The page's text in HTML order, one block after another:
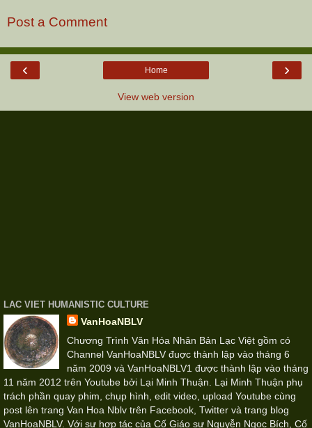
Post a Comment
‹ ›
Home
View web version
LAC VIET HUMANISTIC CULTURE
VanHoaNBLV
Chương Trình Văn Hóa Nhân Bản Lạc Việt gồm có
Channel VanHoaNBLV đuợc thành lập vào tháng 6
năm 2009 và VanHoaNBLV1 được thành lập vào tháng
11 năm 2012 trên Youtube bởi Lại Minh Thuận. Lại Minh Thuận phụ
trách phần quay phim, chụp hình, edit video, upload Youtube cùng
post lên trang Van Hoa Nblv trên Facebook, Twitter và trang blog
VanHoaNBLV. Với sự hợp tác của Cố Giáo sư Nguyễn Ngọc Bích, Cố